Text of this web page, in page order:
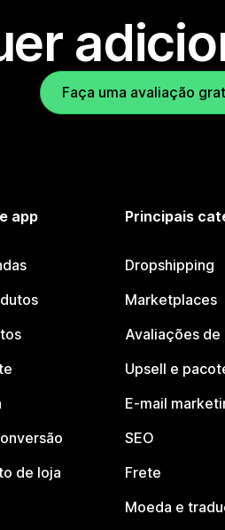
Faça uma avaliação
app
de loja
Principais
Dropshipping
Marketplaces
Avaliações
Upsell e
E-mail
SEO
Frete
Moeda e